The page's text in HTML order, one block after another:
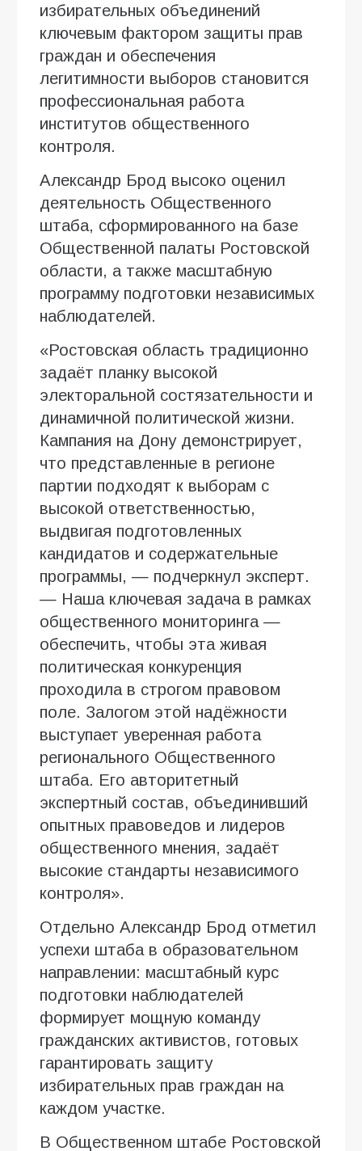
избирательных объединений
ключевым фактором защиты прав
граждан и обеспечения
легитимности выборов становится
профессиональная работа
институтов общественного
контроля.
Александр Брод высоко оценил
деятельность Общественного
штаба, сформированного на базе
Общественной палаты Ростовской
области, а также масштабную
программу подготовки независимых
наблюдателей.
«Ростовская область традиционно
задаёт планку высокой
электоральной состязательности и
динамичной политической жизни.
Кампания на Дону демонстрирует,
что представленные в регионе
партии подходят к выборам с
высокой ответственностью,
выдвигая подготовленных
кандидатов и содержательные
программы, — подчеркнул эксперт.
— Наша ключевая задача в рамках
общественного мониторинга —
обеспечить, чтобы эта живая
политическая конкуренция
проходила в строгом правовом
поле. Залогом этой надёжности
выступает уверенная работа
регионального Общественного
штаба. Его авторитетный
экспертный состав, объединивший
опытных правоведов и лидеров
общественного мнения, задаёт
высокие стандарты независимого
контроля».
Отдельно Александр Брод отметил
успехи штаба в образовательном
направлении: масштабный курс
подготовки наблюдателей
формирует мощную команду
гражданских активистов, готовых
гарантировать защиту
избирательных прав граждан на
каждом участке.
В Общественном штабе Ростовской